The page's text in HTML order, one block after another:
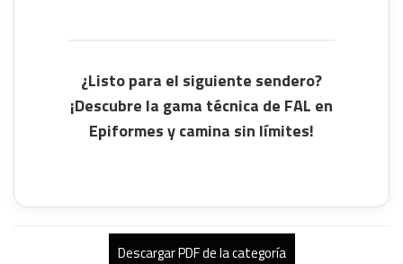
¿Listo para el siguiente sendero?
¡Descubre la gama técnica de FAL en
Epiformes y camina sin límites!
Descargar PDF de la categoría